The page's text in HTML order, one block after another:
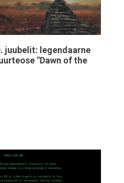
juubelit: legendaarne
"Dawn of the